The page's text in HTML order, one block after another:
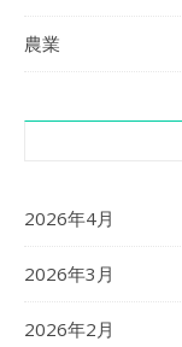
農業
2026年4月
2026年3月
2026年2月